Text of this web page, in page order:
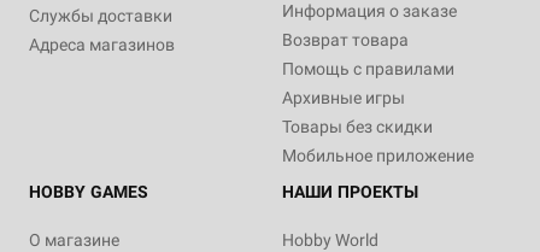
Службы доставки
Адреса магазинов
Информация о заказе
Возврат товара
Помощь с правилами
Архивные игры
Товары без скидки
Мобильное приложение
HOBBY GAMES
О магазине
НАШИ ПРОЕКТЫ
Hobby World